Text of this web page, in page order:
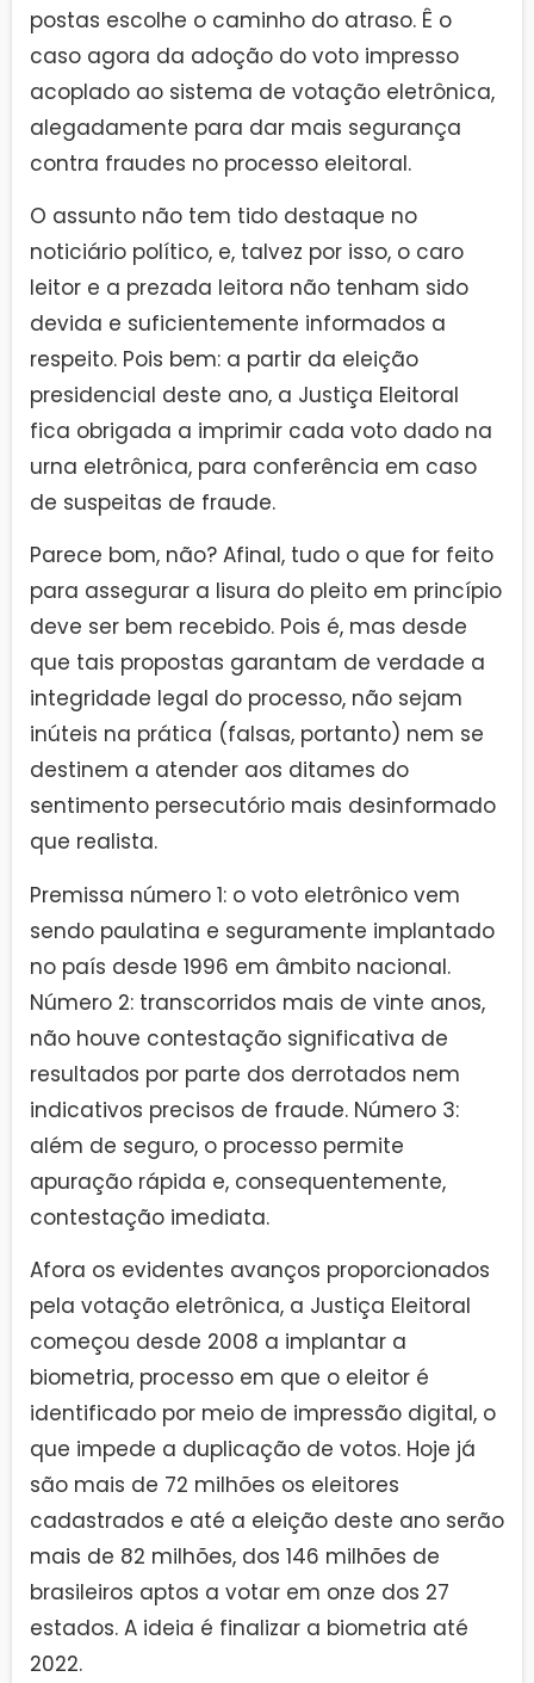
postas escolhe o caminho do atraso. Ê o
caso agora da adoção do voto impresso
acoplado ao sistema de votação eletrônica,
alegadamente para dar mais segurança
contra fraudes no processo eleitoral.
O assunto não tem tido destaque no
noticiário político, e, talvez por isso, o caro
leitor e a prezada leitora não tenham sido
devida e suficientemente informados a
respeito. Pois bem: a partir da eleição
presidencial deste ano, a Justiça Eleitoral
fica obrigada a imprimir cada voto dado na
urna eletrônica, para conferência em caso
de suspeitas de fraude.
Parece bom, não? Afinal, tudo o que for feito
para assegurar a lisura do pleito em princípio
deve ser bem recebido. Pois é, mas desde
que tais propostas garantam de verdade a
integridade legal do processo, não sejam
inúteis na prática (falsas, portanto) nem se
destinem a atender aos ditames do
sentimento persecutório mais desinformado
que realista.
Premissa número 1: o voto eletrônico vem
sendo paulatina e seguramente implantado
no país desde 1996 em âmbito nacional.
Número 2: transcorridos mais de vinte anos,
não houve contestação significativa de
resultados por parte dos derrotados nem
indicativos precisos de fraude. Número 3:
além de seguro, o processo permite
apuração rápida e, consequentemente,
contestação imediata.
Afora os evidentes avanços proporcionados
pela votação eletrônica, a Justiça Eleitoral
começou desde 2008 a implantar a
biometria, processo em que o eleitor é
identificado por meio de impressão digital, o
que impede a duplicação de votos. Hoje já
são mais de 72 milhões os eleitores
cadastrados e até a eleição deste ano serão
mais de 82 milhões, dos 146 milhões de
brasileiros aptos a votar em onze dos 27
estados. A ideia é finalizar a biometria até
2022.